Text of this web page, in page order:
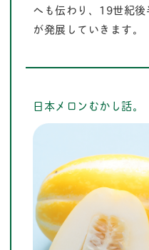
へも伝わり、19世紀
が発展していきます。
日本メロンむかし話。